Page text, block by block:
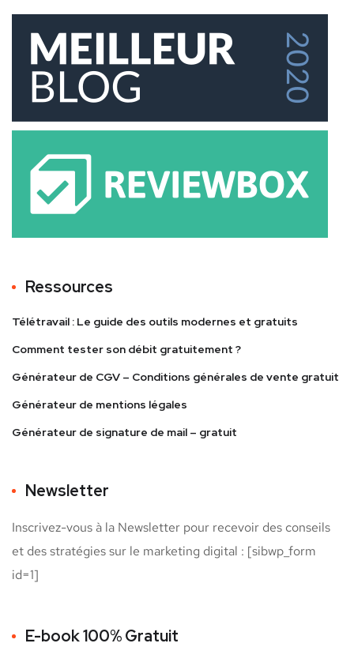
Ressources
Télétravail : Le guide des outils modernes et gratuits
Comment tester son débit gratuitement ?
Générateur de CGV – Conditions générales de vente gratuit
Générateur de mentions légales
Générateur de signature de mail – gratuit
Newsletter
Inscrivez-vous à la Newsletter pour recevoir des conseils
et des stratégies sur le marketing digital : [sibwp_form
id=1]
E-book 100% Gratuit